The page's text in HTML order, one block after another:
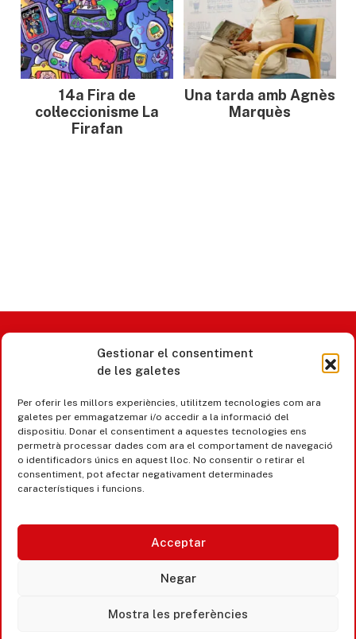
Gestionar el consentiment
de les galetes
Per oferir les millors experiències, utilitzem tecnologies com ara
galetes per emmagatzemar i/o accedir a la informació del
dispositiu. Donar el consentiment a aquestes tecnologies ens
permetrà processar dades com ara el comportament de navegació
o identificadors únics en aquest lloc. No consentir o retirar el
consentiment, pot afectar negativament determinades
característiques i funcions.
Acceptar
Negar
Mostra les preferències
14a Fira de
col·leccionisme La
Firafan
Una tarda amb Agnès
Marquès
Castell d’Aro · Platja d’Aro · S’Agaró
365 www.platjadaro
Accesibilitat